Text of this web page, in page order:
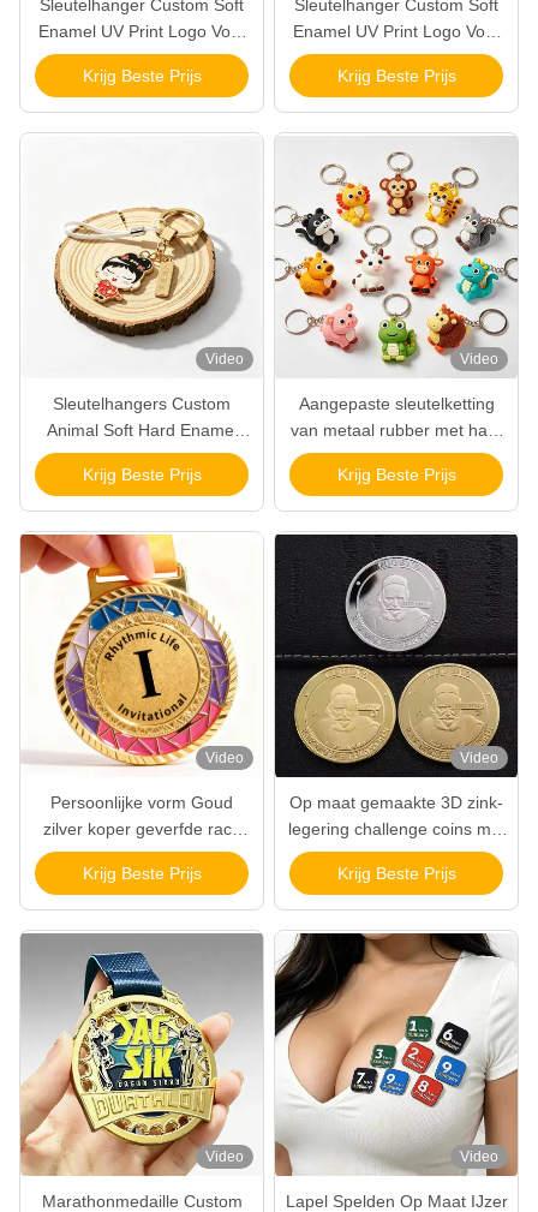
Sleutelhanger Custom Soft
Enamel UV Print Logo Voor
Promotion Gifts Wholesale
Krijg Beste Prijs
Sleutelhanger Custom Soft
Enamel UV Print Logo Voor
Promotion Gifts Wholesale
Krijg Beste Prijs
Video
Sleutelhangers Custom
Animal Soft Hard Enamel
Metal Crafts Manufacturer
Voor Tas Geschenk
Wholesale
Krijg Beste Prijs
Video
Aangepaste sleutelketting
van metaal rubber met hard
glazuur en aangepast
ontwerp voor promotioneel
gebruik
Krijg Beste Prijs
Video
Persoonlijke vorm Goud
zilver koper geverfde race
medailles met zink legering
materiaal voor sportprijzen
Krijg Beste Prijs
Video
Op maat gemaakte 3D zink-
legering challenge coins met
goud plating voor souvenirs
en onderscheidingen
Krijg Beste Prijs
Video
Marathonmedaille Custom
Video
Lapel Spelden Op Maat IJzer